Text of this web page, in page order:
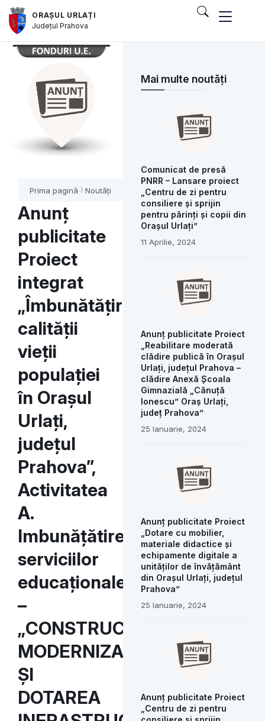
ORAȘUL URLAȚI
JudețulPrahova
Prima pagină Noutăți
Anunț
publicitate
Proiect
integrat
„Îmbunătățirea
calității
vieții
populației
în Orașul
Urlați,
județul
Prahova”,
Activitatea
A.
Imbunățătirea
serviciilor
educaționale
–
„CONSTRUCȚIA,
MODERNIZAREA
ȘI
DOTAREA
Mai multe noutăți
Comunicat de presă
PNRR – Lansare proiect
„Centru de zi pentru
consiliere și sprijin
pentru părinți și copii din
Orașul Urlați”
11 Aprilie, 2024
Anunț publicitate Proiect
„Reabilitare moderată
clădire publică în Orașul
Urlați, județul Prahova –
clădire Anexă Școala
Gimnazială „Cănuță
Ionescu” Oraș Urlați,
județ Prahova”
25 Ianuarie, 2024
Anunț publicitate Proiect
„Dotare cu mobilier,
materiale didactice și
echipamente digitale a
unităților de învățământ
din Orașul Urlați, județul
Prahova”
25 Ianuarie, 2024
Anunț publicitate Proiect
„Centru de zi pentru